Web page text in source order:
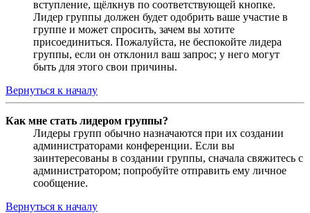
вступление, щёлкнув по соответствующей кнопке.
Лидер группы должен будет одобрить ваше участие в
группе и может спросить, зачем вы хотите
присоединиться. Пожалуйста, не беспокойте лидера
группы, если он отклонил ваш запрос; у него могут
быть для этого свои причины.
Вернуться к началу
Как мне стать лидером группы?
Лидеры групп обычно назначаются при их создании
администраторами конференции. Если вы
заинтересованы в создании группы, сначала свяжитесь с
администратором; попробуйте отправить ему личное
сообщение.
Вернуться к началу